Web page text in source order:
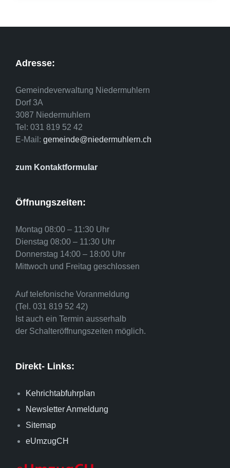
Adresse:
Gemeindeverwaltung Niedermuhlern
Dorf 3A
3087 Niedermuhlern
Tel: 031 819 52 42
E-Mail: gemeinde@niedermuhlern.ch
zum Kontaktformular
Öffnungszeiten:
Montag 08:00 – 11:30 Uhr
Dienstag 08:00 – 11:30 Uhr
Donnerstag 14:00 – 18:00 Uhr
Mittwoch und Freitag geschlossen
Auf telefonische Voranmeldung
(Tel. 031 819 52 42)
Ist auch ein Termin ausserhalb
der Schalteröffnungszeiten möglich.
Direkt- Links:
Kehrichtabfuhrplan
Newsletter Anmeldung
Sitemap
eUmzugCH